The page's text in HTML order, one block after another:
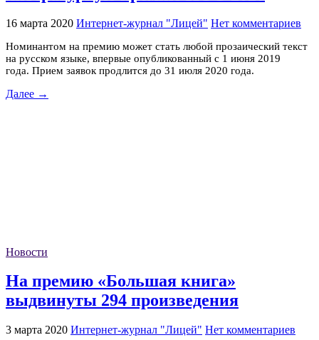
16 марта 2020 Интернет-журнал "Лицей" Нет комментариев
Номинантом на премию может стать любой прозаический текст
на русском языке, впервые опубликованный с 1 июня 2019
года. Прием заявок продлится до 31 июля 2020 года.
Далее →
Новости
На премию «Большая книга»
выдвинуты 294 произведения
3 марта 2020 Интернет-журнал "Лицей" Нет комментариев